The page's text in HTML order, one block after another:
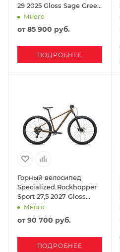
29 2025 Gloss Sage Green
/ Olive Green
Много
от85 900 руб.
ПОДРОБНЕЕ
Горный велосипед
Specialized Rockhopper
Sport 27,5 2027 Gloss
Burnt Gold Metallic /
Stallion Metallic
Много
от90 700 руб.
ПОДРОБНЕЕ